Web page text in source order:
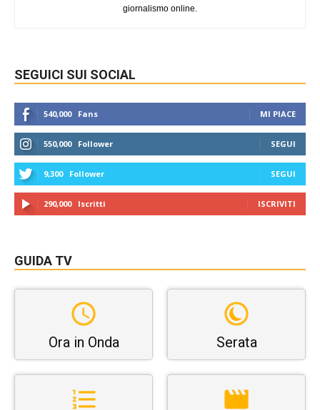
giornalismo online.
SEGUICI SUI SOCIAL
540,000 Fans MI PIACE
550,000 Follower SEGUI
9,300 Follower SEGUI
290,000 Iscritti ISCRIVITI
GUIDA TV
Ora in Onda Serata